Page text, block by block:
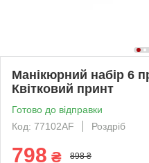
Манікюрний набір 6
Квітковий принт
Готово до відправки
Код: 77102AF
Роздріб
798 ₴ 898 ₴